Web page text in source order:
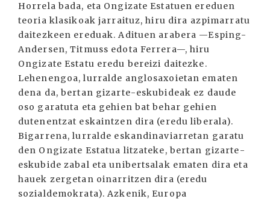
Horrela bada, eta Ongizate Estatuen ereduen
teoria klasikoak jarraituz, hiru dira azpimarratu
daitezkeen ereduak. Adituen arabera —Esping-
Andersen, Titmuss edota Ferrera—, hiru
Ongizate Estatu eredu bereizi daitezke.
Lehenengoa, lurralde anglosaxoietan ematen
dena da, bertan gizarte-eskubideak ez daude
oso garatuta eta gehien bat behar gehien
dutenentzat eskaintzen dira (eredu liberala).
Bigarrena, lurralde eskandinaviarretan garatu
den Ongizate Estatua litzateke, bertan gizarte-
eskubide zabal eta unibertsalak ematen dira eta
hauek zergetan oinarritzen dira (eredu
sozialdemokrata). Azkenik, Europa